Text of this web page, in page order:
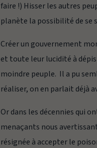
faire !) Hisser les autres
planète la possibilité de se
Créer un gouvernement
et toute leur lucidité à
moindre peuple. Il a pu
réaliser, on en parlait déjà
Or dans les décennies qui
menaçants nous
résignée à accepter le